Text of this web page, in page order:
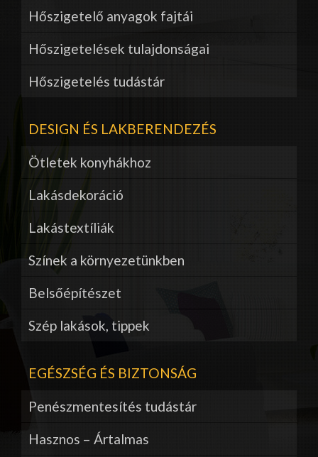
Hőszigetelő anyagok fajtái
Hőszigetelések tulajdonságai
Hőszigetelés tudástár
DESIGN ÉS LAKBERENDEZÉS
Ötletek konyhákhoz
Lakásdekoráció
Lakástextíliák
Színek a környezetünkben
Belsőépítészet
Szép lakások, tippek
EGÉSZSÉG ÉS BIZTONSÁG
Penészmentesítés tudástár
Hasznos – Ártalmas